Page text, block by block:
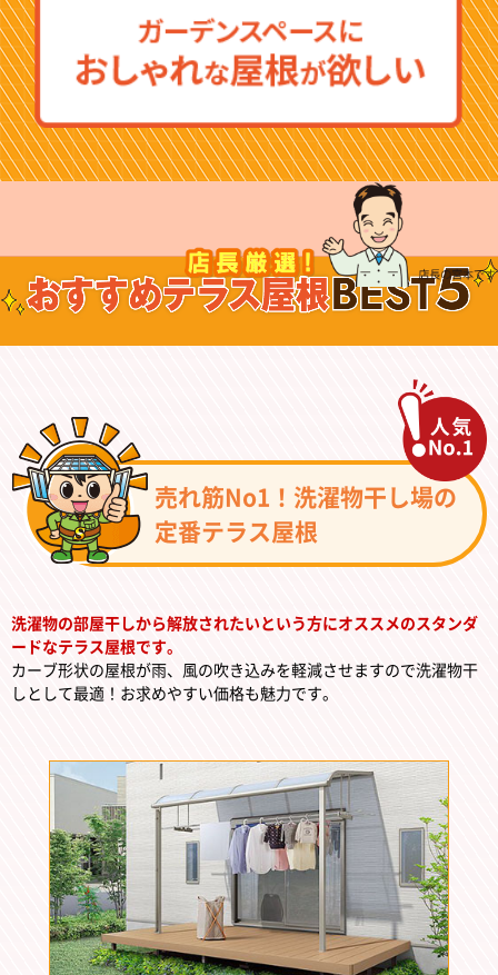
売れ筋No1！洗濯物干し場の
定番テラス屋根
洗濯物の部屋干しから解放されたいという方にオススメのスタンダ
ードなテラス屋根です。
カーブ形状の屋根が雨、風の吹き込みを軽減させますので洗濯物干
しとして最適！お求めやすい価格も魅力です。